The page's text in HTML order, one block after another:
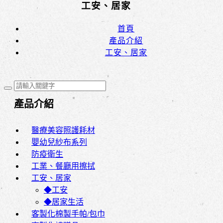
工安、居家
首頁
產品介紹
工安、居家
產品介紹
醫療美容照護耗材
嬰幼兒紗布系列
防疫衛生
工業、餐廳用擦拭
工安、居家
◆工安
◆居家生活
客製化棉製手帕/包巾